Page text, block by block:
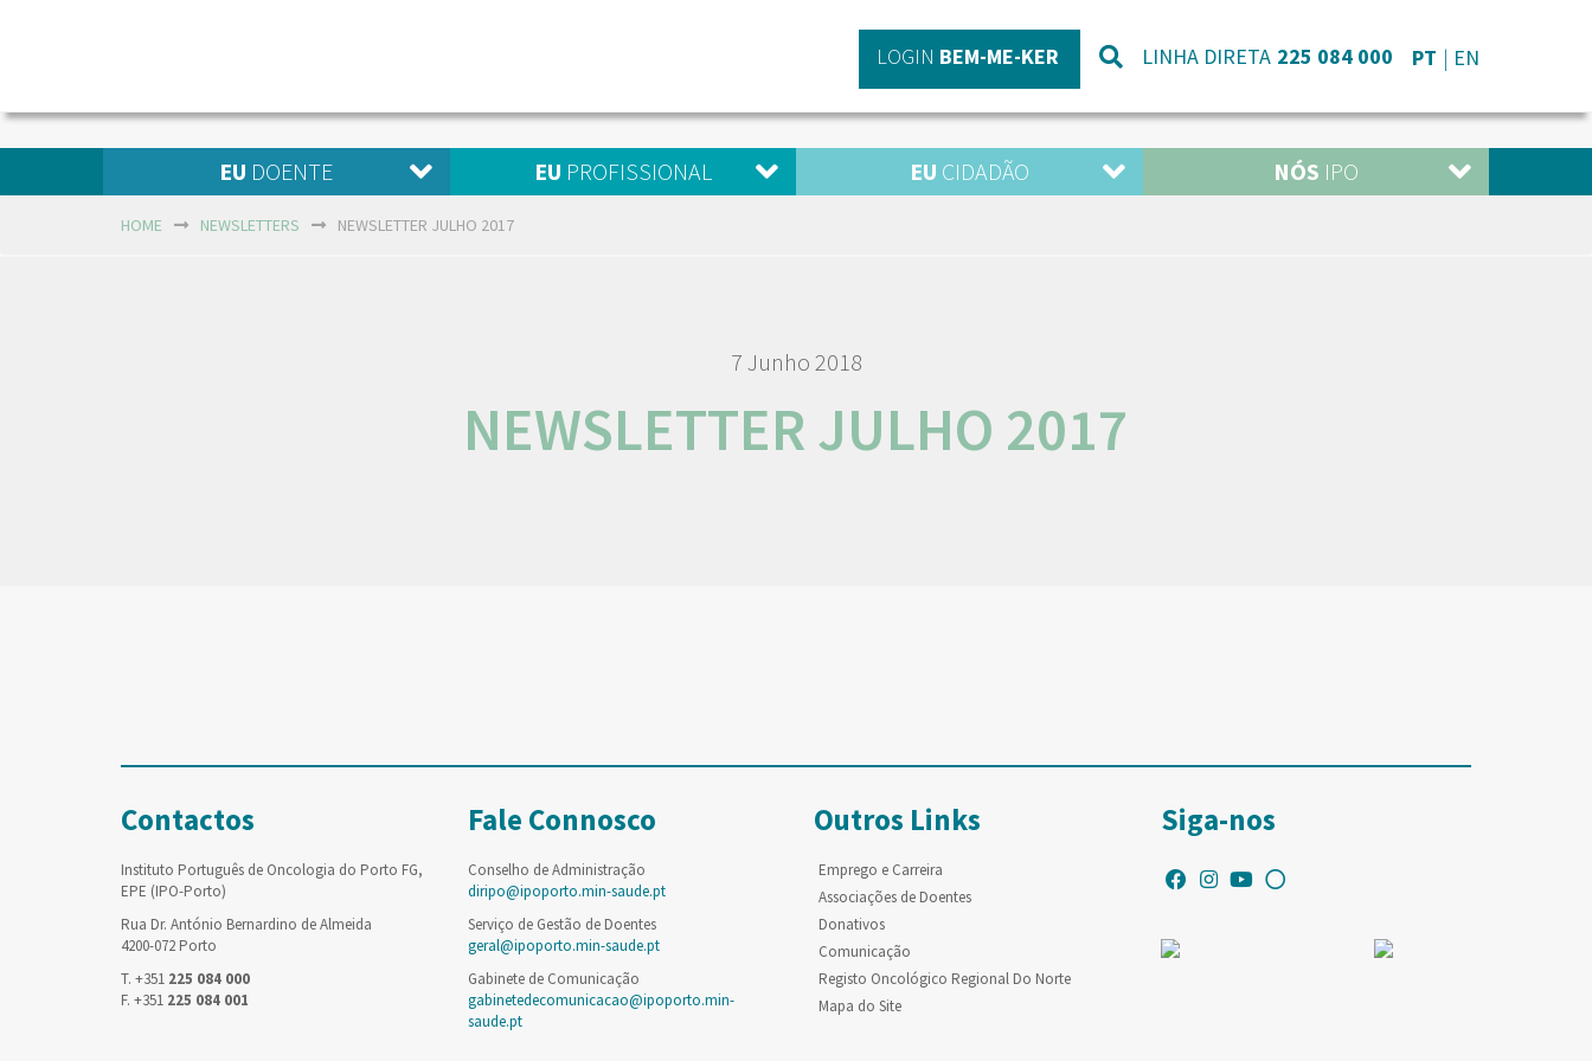
LOGIN BEM-ME-KER LINHA DIRETA 225 084 000 PT EN
EU DOENTE EU PROFISSIONAL EU CIDADÃO NÓS IPO
HOME NEWSLETTERS NEWSLETTER JULHO 2017
7 Junho 2018
NEWSLETTER JULHO 2017
Contactos
Instituto Português de Oncologia do Porto FG,
EPE (IPO-Porto)
Rua Dr. António Bernardino de Almeida
4200-072 Porto
T. +351 225 084 000
F. +351 225 084 001
Fale Connosco
Conselho de Administração
diripo@ipoporto.min-saude.pt
Serviço de Gestão de Doentes
geral@ipoporto.min-saude.pt
Gabinete de Comunicação
gabinetedecomunicacao@ipoporto.min-
saude.pt
Outros Links
Emprego e Carreira
Associações de Doentes
Donativos
Comunicação
Registo Oncológico Regional Do Norte
Mapa do Site
Siga-nos